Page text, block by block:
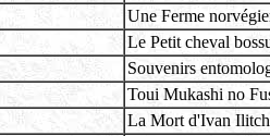
Une Ferme
Le Petit cheval
Souvenirs
Toui Mukashi no
La Mort d'Ivan